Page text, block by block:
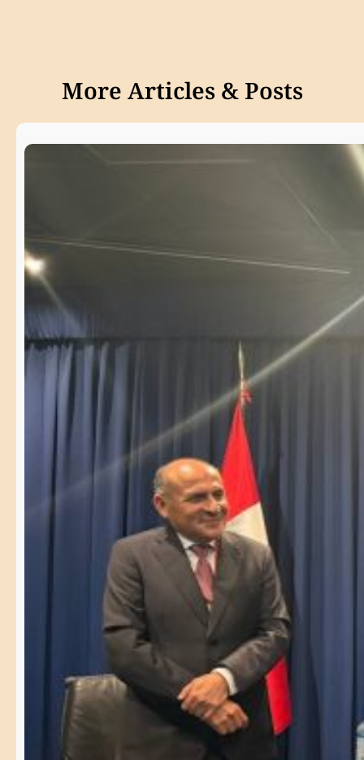
More Articles & Posts